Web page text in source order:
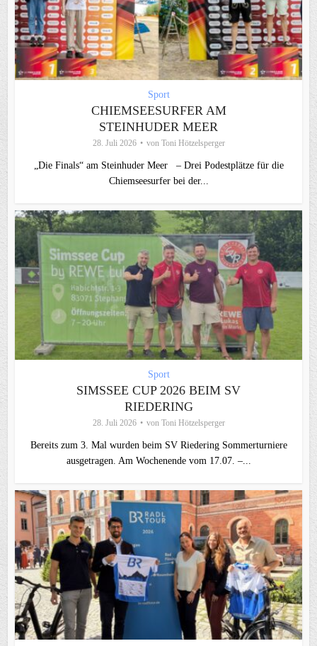
Sport
CHIEMSEESURFER AM
STEINHUDER MEER
28. Juli 2026 von Toni Hötzelsperger
„Die Finals“ am Steinhuder Meer – Drei Podestplätze für die
Chiemseesurfer bei der...
Sport
SIMSSEE CUP 2026 BEIM SV
RIEDERING
28. Juli 2026 von Toni Hötzelsperger
Bereits zum 3. Mal wurden beim SV Riedering Sommerturniere
ausgetragen. Am Wochenende vom 17.07. –...